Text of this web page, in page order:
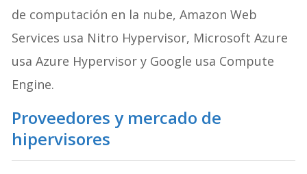
de computación en la nube, Amazon Web
Services usa Nitro Hypervisor, Microsoft Azure
usa Azure Hypervisor y Google usa Compute
Engine.
Proveedores y mercado de
hipervisores